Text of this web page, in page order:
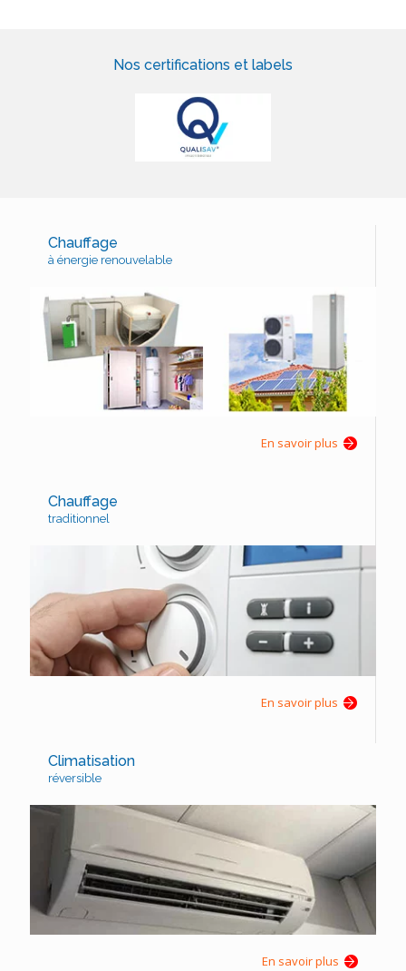
Nos certifications et labels
Chauffage
à énergie renouvelable
En savoir plus
Chauffage
traditionnel
En savoir plus
Climatisation
réversible
En savoir plus